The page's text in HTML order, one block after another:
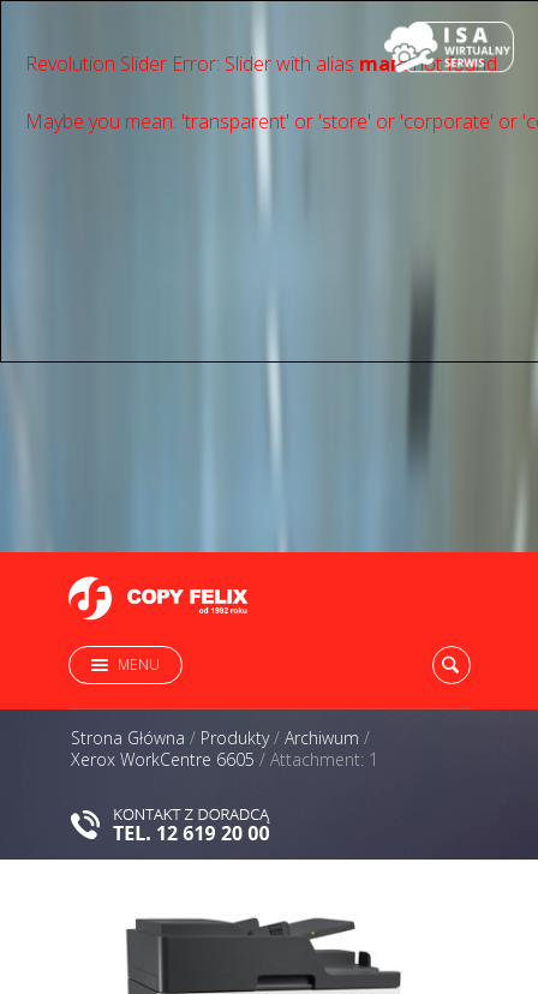
Revolution Slider Error: Slider with alias mainnot found.
Maybe you mean: 'transparent' or 'store' or 'сorporate' or
MENU
Strona Główna / Produkty/ Archiwum /
Xerox WorkCentre 6605 / Attachment: 1